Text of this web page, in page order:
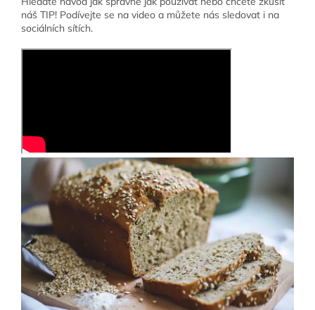
náš TIP! Podívejte se na video a můžete nás sledovat i na
sociálních sítích.